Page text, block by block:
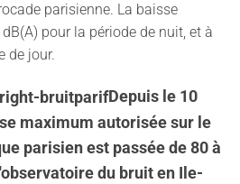
parisienne. La baisse
pour la période de nuit, et à
de jour.
Depuis le 10
maximum autorisée sur le
parisien est passée de 80 à
du bruit en Ile-